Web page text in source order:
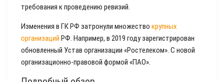
требования к проведению ревизий.
Изменения в ГК РФ затронули множество крупных
организаций РФ. Например, в 2019 году зарегистрирован
обновленный Устав организации «Ростелеком». С новой
организационно-правовой формой «ПАО».